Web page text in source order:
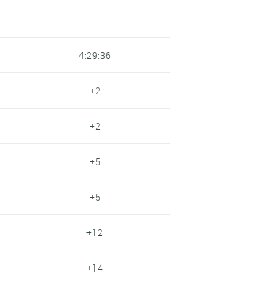
4:29:36
+2
+2
+5
+5
+12
+14